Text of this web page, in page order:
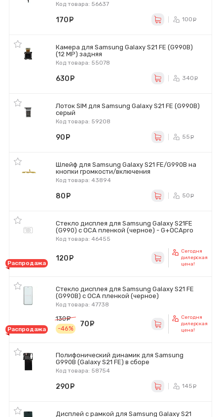
Код товара: 56637
170 100
Камера для Samsung Galaxy S21 FE (G990B)
(12 MP) задняя
Код товара: 55078
630 340
Лоток SIM для Samsung Galaxy S21 FE (G990B)
серый
Код товара: 59208
90 55
Шлейф для Samsung Galaxy S21 FE/G990B на
кнопки громкости/включения
Код товара: 43894
80 50
Стекло дисплея для Samsung Galaxy S21FE
(G990) с OCA пленкой (черное) - G+OCApro
Код товара: 46455
Распродажа
120
Сегодня
дилерская
цена!
Стекло дисплея для Samsung Galaxy S21 FE
(G990B) с OCA пленкой (черное)
Код товара: 47738
Распродажа
130
руб.
-46%
70
Сегодня
дилерская
цена!
Полифонический динамик для Samsung
G990B (Galaxy S21 FE) в сборе
Код товара: 58754
290 145
Дисплей с рамкой для Samsung Galaxy S21